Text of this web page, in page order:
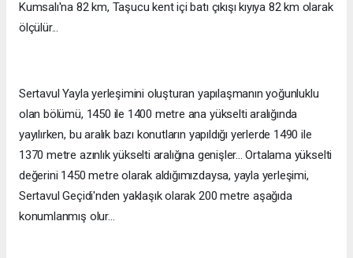
Kumsalı'na 82 km, Taşucu kent içi batı çıkışı kıyıya 82 km olarak
ölçülür...
Sertavul Yayla yerleşimini oluşturan yapılaşmanın yoğunluklu
olan bölümü, 1450 ile 1400 metre ana yükselti aralığında
yayılırken, bu aralık bazı konutların yapıldığı yerlerde 1490 ile
1370 metre azınlık yükselti aralığına genişler... Ortalama yükselti
değerini 1450 metre olarak aldığımızdaysa, yayla yerleşimi,
Sertavul Geçidi'nden yaklaşık olarak 200 metre aşağıda
konumlanmış olur...